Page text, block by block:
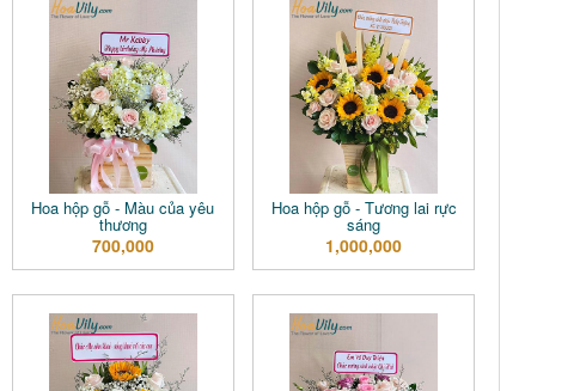
Hoa hộp gỗ - Màu của yêu
thương
700,000
Hoa hộp gỗ - Tương lai rực
sáng
1,000,000